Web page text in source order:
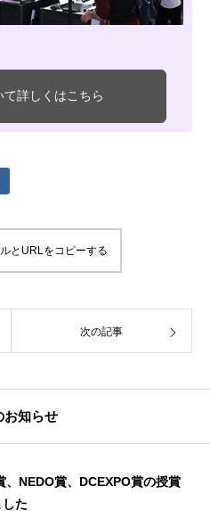
詳しくはこちら
とURLをコピーする
次の記事
お知らせ
、NEDO賞、DCEXPO賞の授賞
た